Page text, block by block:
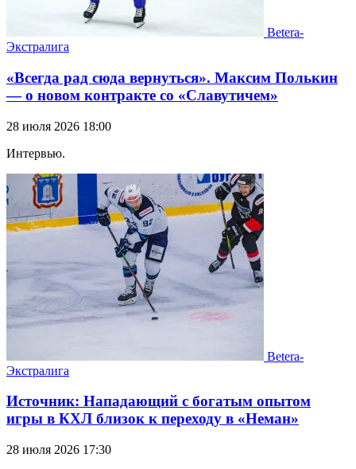
Betera-
Экстралига
«Всегда рад сюда вернуться». Максим Полькин
— о новом контракте со «Славутичем»
28 июля 2026 18:00
Интервью.
Betera-
Экстралига
Источник: Нападающий с богатым опытом
игры в КХЛ близок к переходу в «Неман»
28 июля 2026 17:30